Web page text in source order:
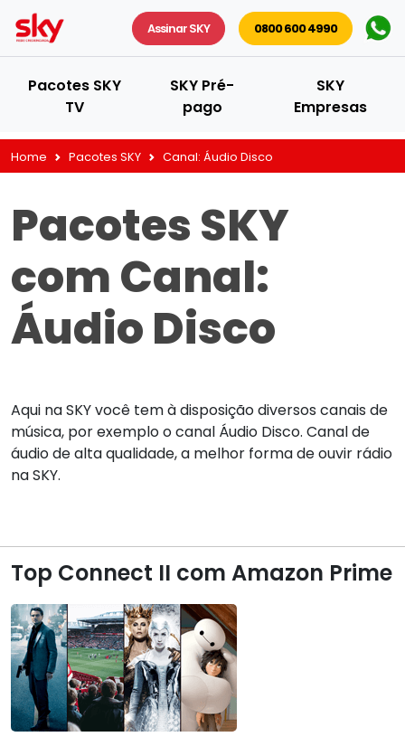
Assinar SKY 0800 600 4990
Pacotes SKY
TV
SKY Pré-
pago
SKY
Empresas
Home Pacotes SKY Canal: Áudio Disco
Pacotes SKY
com Canal:
Áudio Disco
Aqui na SKY você tem à disposição diversos canais de
música, por exemplo o canal Áudio Disco. Canal de
áudio de alta qualidade, a melhor forma de ouvir rádio
na SKY.
Top Connect II com Amazon Prime